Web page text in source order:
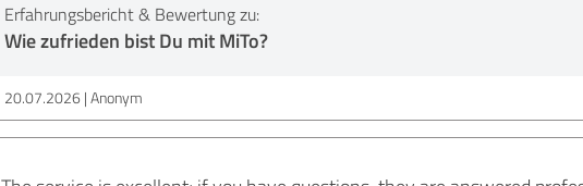
Erfahrungsbericht & Bewertung zu:
Wie zufrieden bist Du mit MiTo?
20.07.2026 Anonym